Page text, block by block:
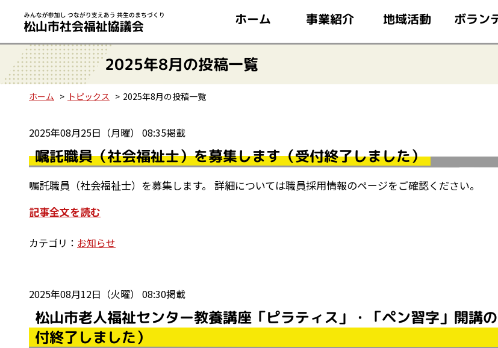
ホーム 事業紹介 地域活動 ボラン
2025年8月の投稿一覧
ホーム トピックス 2025年8月の投稿一覧
2025年08月25日（月曜） 08:35掲載
嘱託職員（社会福祉士）を募集します（受付終了しました）
嘱託職員（社会福祉士）を募集します。 詳細については職員採用情報のページをご確認ください。
記事全文を読む
カテゴリ： お知らせ
2025年08月12日（火曜） 08:30掲載
松山市老人福祉センター教養講座「ピラティス」・「ペン習字」開講
付終了しました）